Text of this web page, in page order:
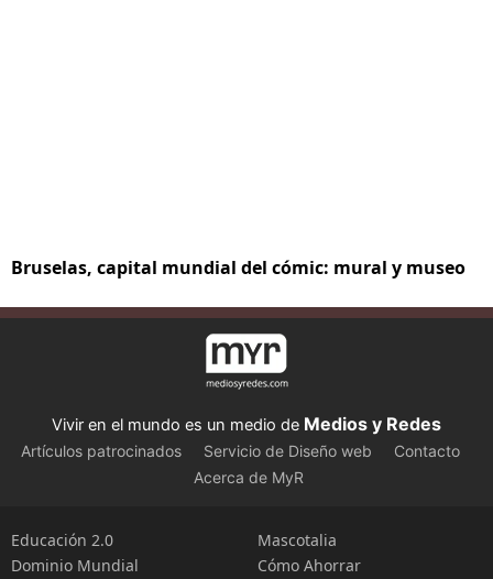
Bruselas, capital mundial del cómic: mural y museo
Vivir en el mundo es un medio de Medios y Redes
Artículos patrocinados Servicio de Diseño web
Contacto
Acerca de MyR
Educación 2.0
Dominio Mundial
Mascotalia
Cómo Ahorrar